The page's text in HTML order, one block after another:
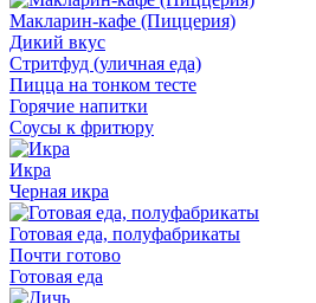
Макларин-кафе (Пиццерия)
Дикий вкус
Стритфуд (уличная еда)
Пицца на тонком тесте
Горячие напитки
Соусы к фритюру
Икра
Черная икра
Готовая еда, полуфабрикаты
Почти готово
Готовая еда